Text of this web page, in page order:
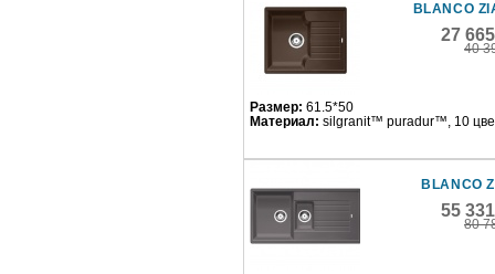
BLANCO
27
40
Размер: 61.5*50
Материал: silgranit™ puradur™, 10
BLANCO
55
80